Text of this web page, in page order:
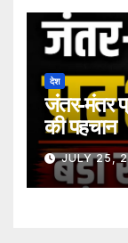
देश
जंतर-मंतर
की पहचान
JULY 25,